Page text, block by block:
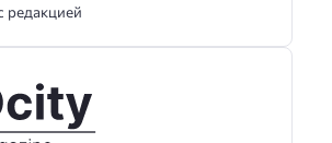
редакцией